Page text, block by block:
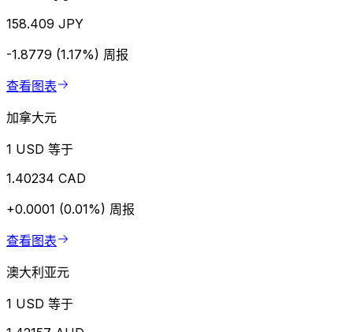
158.409 JPY
-1.8779 (1.17%) 周报
查看图表
加拿大元
1 USD 等于
1.40234 CAD
+0.0001 (0.01%) 周报
查看图表
澳大利亚元
1 USD 等于